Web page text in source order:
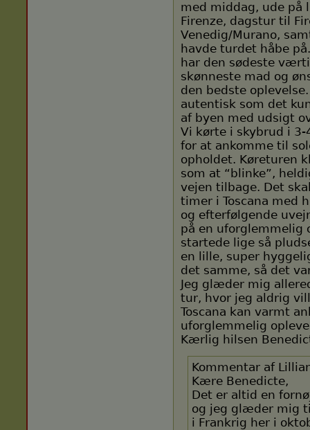
med middag, ude på
Firenze, dagstur til
Venedig/Murano,
havde turdet håbe
har den sødeste
skønneste mad og
den bedste
autentisk som det
af byen med udsigt
Vi kørte i skybrud i
for at ankomme til
opholdet. Køreturen
som at “blinke”,
vejen tilbage. Det
timer i Toscana med
og efterfølgende
på en uforglemmelig
startede lige så
en lille, super
det samme, så det
Jeg glæder mig
tur, hvor jeg aldrig
Toscana kan varmt
uforglemmelig
Kærlig hilsen
Kommentar af
Kære Benedicte,
Det er altid en
og jeg glæder mig
i Frankrig her i